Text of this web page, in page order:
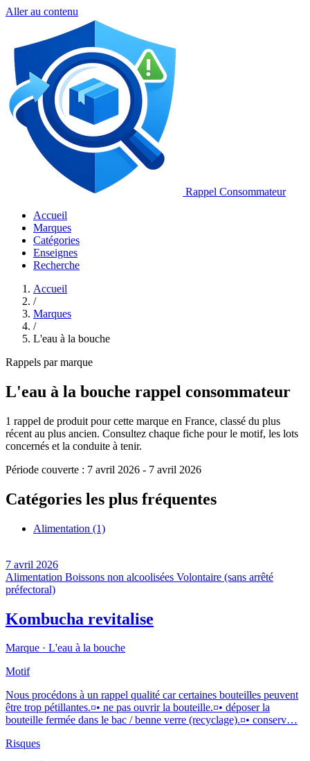
Aller au contenu
Rappel Consommateur
Accueil
Marques
Catégories
Enseignes
Recherche
Accueil
/
Marques
/
L'eau à la bouche
Rappels par marque
L'eau à la bouche rappel consommateur
1 rappel de produit pour cette marque en France, classé du plus
récent au plus ancien. Consultez chaque fiche pour le motif, les lots
concernés et la conduite à tenir.
Période couverte : 7 avril 2026 - 7 avril 2026
Catégories les plus fréquentes
Alimentation (1)
7 avril 2026
Alimentation Boissons non alcoolisées Volontaire (sans arrêté
préfectoral)
Kombucha revitalise
Marque · L'eau à la bouche
Motif
Nous procédons à un rappel qualité car certaines bouteilles peuvent
être trop pétillantes.¤• ne pas ouvrir la bouteille.¤• déposer la
bouteille fermée dans le bac / benne verre (recyclage).¤• conserv…
Risques